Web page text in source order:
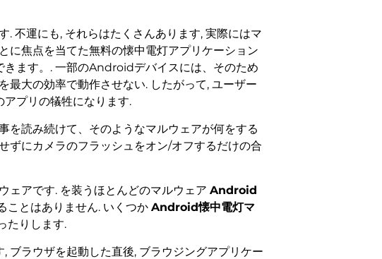
不運にも, それらはたくさんあります, 実際にはマ
に焦点を当てた無料の懐中電灯アプリケーション
ます。. 一部のAndroidデバイスには、そのため
最大の効率で動作させない. したがって, ユーザー
プリの犠牲になります.
を読み続けて、そのようなマルウェアが何をする
ずにカメラのフラッシュをオン/オフするだけの合
ェアです. を装うほとんどのマルウェア Android
ことはありません. いくつか Android懐中電灯マ
たりします.
ブラウザを起動した直後, ブラウジングアプリケー